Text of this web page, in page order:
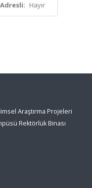
Hayır
Araştırma Projeleri
Rektörlük Binası